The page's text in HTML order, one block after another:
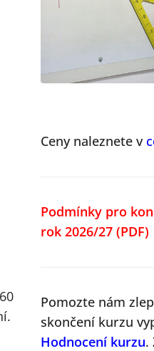
Ceny naleznete v
Podmínky pro
rok 2026/27 (PDF)
Pomozte nám
skončení kurzu
Hodnocení kurzu.